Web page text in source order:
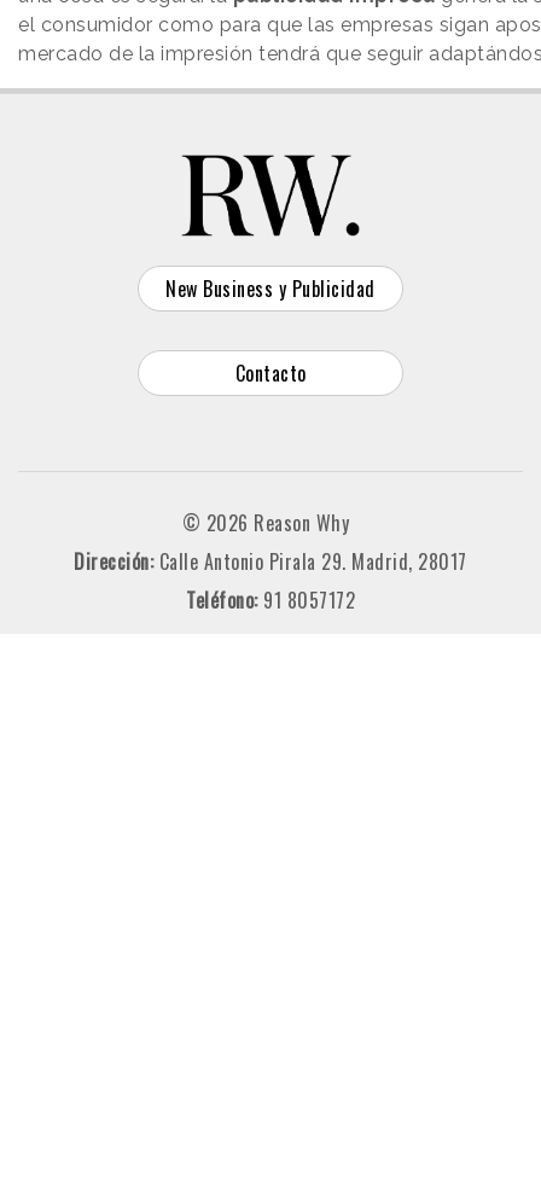
el consumidor como para que las empresas sigan
mercado de la impresión tendrá que seguir
New Business y Publicidad
Contacto
© 2026 Reason Why
Dirección: Calle Antonio Pirala 29. Madrid, 28017
Teléfono: 91 8057172